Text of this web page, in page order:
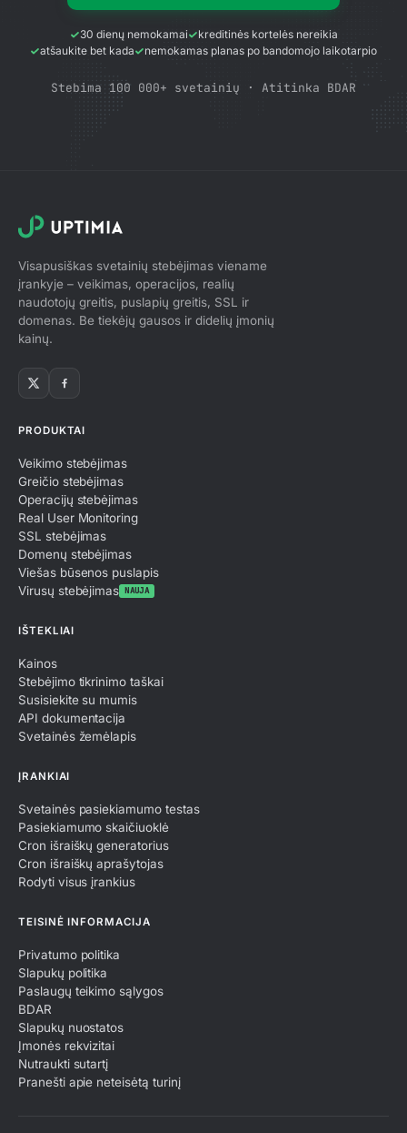
30 dienų nemokamai
kreditinės kortelės nereikia
atšaukite bet kada
nemokamas planas po bandomojo laikotarpio
Stebima 100 000+ svetainių · Atitinka BDAR
Visapusiškas svetainių stebėjimas viename
įrankyje – veikimas, operacijos, realių
naudotojų greitis, puslapių greitis, SSL ir
domenas. Be tiekėjų gausos ir didelių įmonių
kainų.
PRODUKTAI
Veikimo stebėjimas
Greičio stebėjimas
Operacijų stebėjimas
Real User Monitoring
SSL stebėjimas
Domenų stebėjimas
Viešas būsenos puslapis
Virusų stebėjimas NAUJA
IŠTEKLIAI
Kainos
Stebėjimo tikrinimo taškai
Susisiekite su mumis
API dokumentacija
Svetainės žemėlapis
ĮRANKIAI
Svetainės pasiekiamumo testas
Pasiekiamumo skaičiuoklė
Cron išraiškų generatorius
Cron išraiškų aprašytojas
Rodyti visus įrankius
TEISINĖ INFORMACIJA
Privatumo politika
Slapukų politika
Paslaugų teikimo sąlygos
BDAR
Slapukų nuostatos
Įmonės rekvizitai
Nutraukti sutartį
Pranešti apie neteisėtą turinį